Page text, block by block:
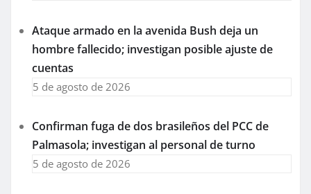
Ataque armado en la avenida Bush deja un
hombre fallecido; investigan posible ajuste de
cuentas
5 de agosto de 2026
Confirman fuga de dos brasileños del PCC de
Palmasola; investigan al personal de turno
5 de agosto de 2026